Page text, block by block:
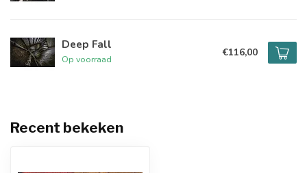
Deep Fall
Op voorraad
€116,00
Recent bekeken